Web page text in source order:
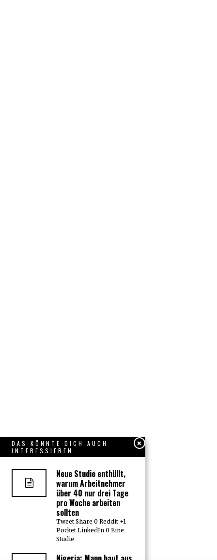
DAS KÖNNTE DICH AUCH
INTERESSIEREN
Neue Studie enthüllt,
warum Arbeitnehmer
über 40 nur drei Tage
pro Woche arbeiten
sollten
Tweet Share 0 Reddit +1
Pocket LinkedIn 0 Eine
Studie